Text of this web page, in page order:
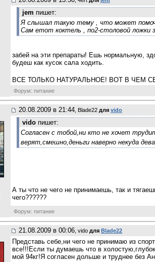
jem пишет:
Я слышал такую тему , что может
Сам етот коктель , по2-столовой ложки
забей на эти препараты! Ешь нормальную,
будеш как кусок сала ходить.
ВСЕ ТОЛЬКО НАТУРАЛЬНОЕ! ВОТ В ЧЕМ
Форум: питание
20.08.2009 в 21:44 , Blade22 для vido
vido пишет:
Согласен с тобой,ни кто не хочет
верят,смешно,деньги наверно некуда
А ты что не чего не принимаешь, так и
чего??????
Форум: питание
21.08.2009 в 00:06 , vido для Blade22
Представь себе,ни чего не принимаю из
все!!!Если ты думаешь что в
мой 94кг!Я согласен дольше и труднее без